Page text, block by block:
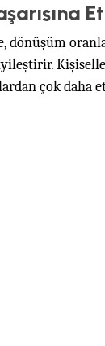
iyileştirir.
çok daha